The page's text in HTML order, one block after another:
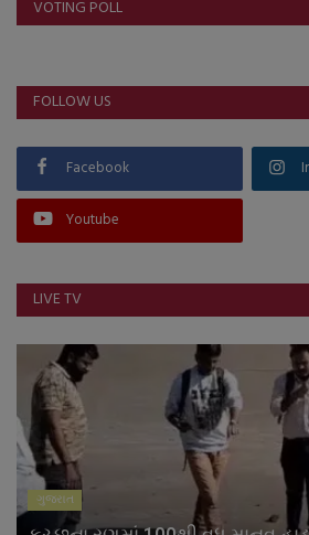
VOTING POLL
FOLLOW US
Facebook
Youtube
LIVE TV
ગુજરાત